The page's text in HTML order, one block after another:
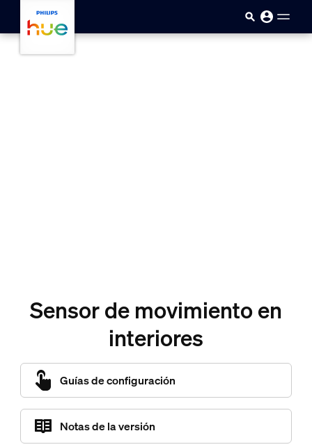
Saltar al contenido principal
Sensor de movimiento en
interiores
Guías de configuración
Notas de la versión